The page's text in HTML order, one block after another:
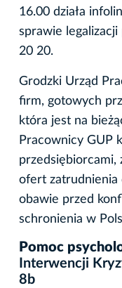
16.00 działa
sprawie
20 20.
Grodzki Urząd
firm, gotowych
która jest na
Pracownicy GUP
przedsiębiorcami,
ofert zatrudnienia
obawie przed
schronienia w
Pomoc
Interwencji
8b